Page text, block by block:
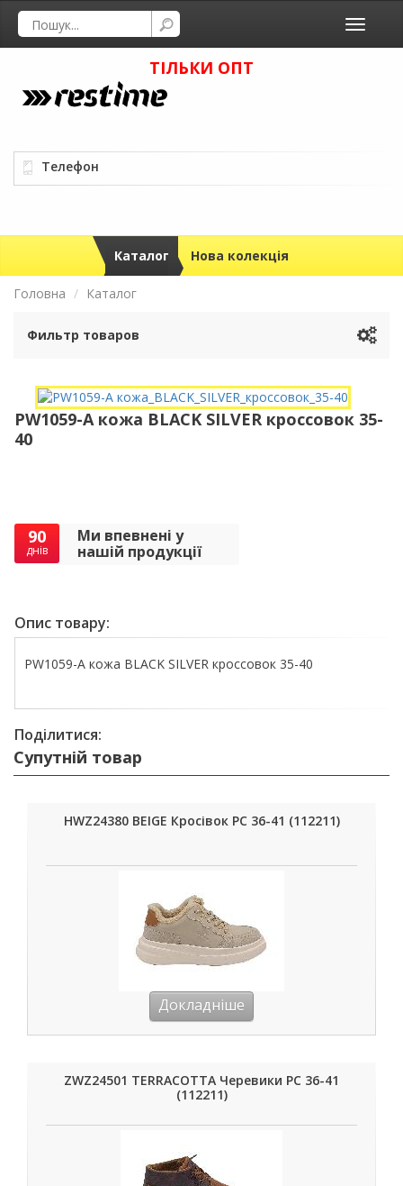
Toggle
ТІЛЬКИ ОПТ
Телефон
Каталог Нова колекція
Головна Каталог
Фильтр товаров
PW1059-A кожа BLACK SILVER кроссовок 35-
40
90
днів
Ми впевнені у
нашій продукції
Опис товару:
PW1059-A кожа BLACK SILVER кроссовок 35-40
Поділитися:
Супутній товар
HWZ24380 BEIGE Кросівок РС 36-41 (112211)
Докладніше
ZWZ24501 TERRACOTTA Черевики РС 36-41
(112211)